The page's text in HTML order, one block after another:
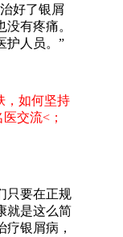
好了银屑
有疼痛。
护人员。”
，如何坚持
交流<；
只要在正规
就是这么简
银屑病，